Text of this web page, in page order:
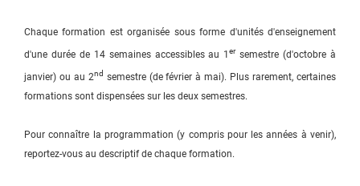
Chaque formation est organisée sous forme d'unités d'enseignement
d'une durée de 14 semaines accessibles au 1er semestre (d'octobre à
janvier) ou au 2nd semestre (de février à mai). Plus rarement, certaines
formations sont dispensées sur les deux semestres.
Pour connaître la programmation (y compris pour les années à venir),
reportez-vous au descriptif de chaque formation.